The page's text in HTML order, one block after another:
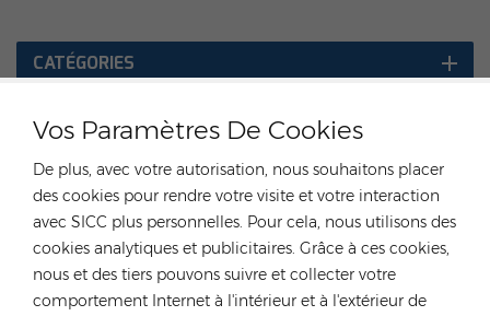
Vos Paramètres De Cookies
De plus, avec votre autorisation, nous souhaitons placer
des cookies pour rendre votre visite et votre interaction
avec SICC plus personnelles. Pour cela, nous utilisons des
cookies analytiques et publicitaires. Grâce à ces cookies,
nous et des tiers pouvons suivre et collecter votre
comportement Internet à l'intérieur et à l'extérieur de
CATÉGORIES
PRODUITS POPULAIRES
CONTACTEZ NOTRE EXPERT